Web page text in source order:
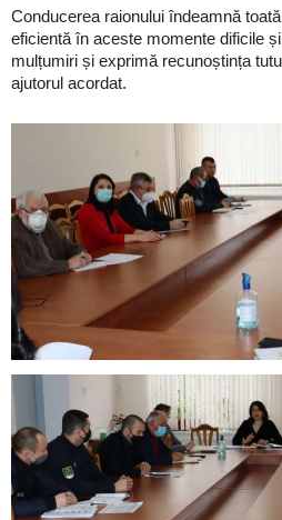
Conducerea raionului îndeamnă
eficientă în aceste momente dificile
mulțumiri și exprimă recunoștința
ajutorul acordat.